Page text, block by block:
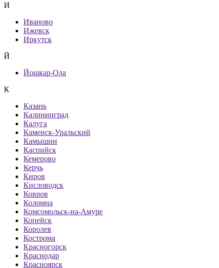
И
Иваново
Ижевск
Иркутск
Й
Йошкар-Ола
К
Казань
Калининград
Калуга
Каменск-Уральский
Камышин
Каспийск
Кемерово
Керчь
Киров
Кисловодск
Ковров
Коломна
Комсомольск-на-Амуре
Копейск
Королев
Кострома
Красногорск
Краснодар
Красноярск